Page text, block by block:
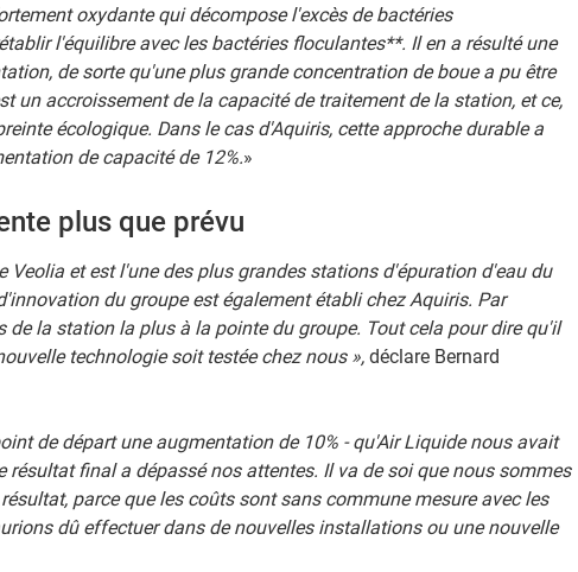
oxydante qui décompose l'excès de bactéries
l'équilibre avec les bactéries floculantes**. Il en a résulté une
de sorte qu'une plus grande concentration de boue a pu être
un accroissement de la capacité de traitement de la station, et ce,
écologique. Dans le cas d'Aquiris, cette approche durable a
de capacité de 12%.»
plus que prévu
Veolia et est l'une des plus grandes stations d'épuration d'eau du
du groupe est également établi chez Aquiris. Par
de la station la plus à la pointe du groupe. Tout cela pour dire qu'il
technologie soit testée chez nous », déclare Bernard
de départ une augmentation de 10% - qu'Air Liquide nous avait
résultat final a dépassé nos attentes. Il va de soi que nous sommes
parce que les coûts sont sans commune mesure avec les
dû effectuer dans de nouvelles installations ou une nouvelle